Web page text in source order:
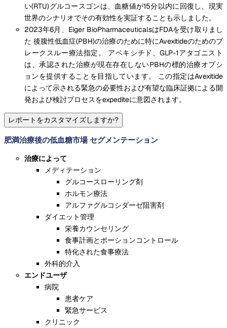
い(RTU)グルコースゴンは、血糖値が15分以内に回復し、現実
世界のシナリオでその有効性を実証することも示しました。
2023年6月、Eiger BioPharmaceuticalsはFDAを受け取りまし
た 後腹性低血症(PBH)の治療のために特にAvexitideのためのブ
レークスルー療法指定。 アベキシチド、GLP-1アタゴニスト
は、承認された治療が現在存在しないPBHの標的治療オプシ
ョンを提供することを目指しています。 この指定はAvexitide
によって示される緊急の必要性および有望な臨床証拠による開
発および検討プロセスをexpediteに意図されます。
レポートをカスタマイズしますか?
肥満治療後の低血糖市場 セグメンテーション
治療によって
メディテーション
グルコースローリング剤
ホルモン療法
アルファグルコシダーゼ阻害剤
ダイエット管理
栄養カウンセリング
食事計画とポーションコントロール
特化された食事療法
外科的介入
エンドユーザ
病院
患者ケア
緊急サービス
クリニック